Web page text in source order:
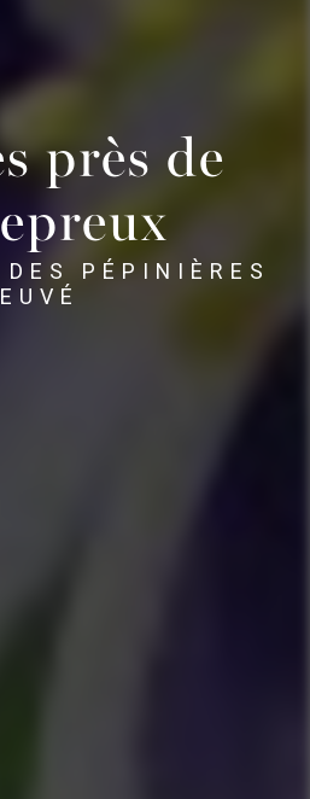
près de
PÉPINIÈRES
EUVÉ